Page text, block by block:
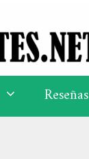
Reseñas